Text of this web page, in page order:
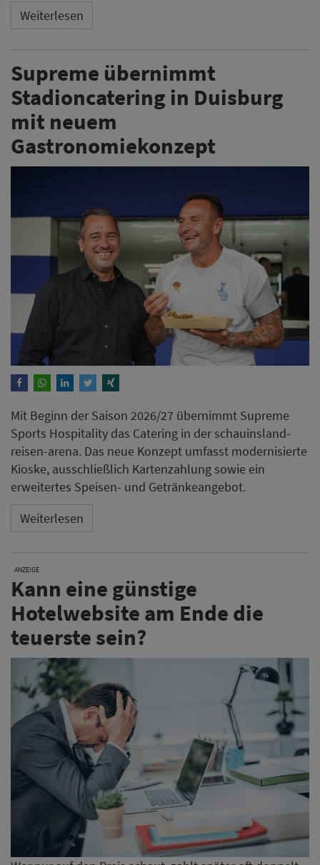
Weiterlesen
Supreme übernimmt
Stadioncatering in Duisburg
mit neuem
Gastronomiekonzept
Mit Beginn der Saison 2026/27 übernimmt Supreme
Sports Hospitality das Catering in der schauinsland-
reisen-arena. Das neue Konzept umfasst modernisierte
Kioske, ausschließlich Kartenzahlung sowie ein
erweitertes Speisen- und Getränkeangebot.
Weiterlesen
ANZEIGE
Kann eine günstige
Hotelwebsite am Ende die
teuerste sein?